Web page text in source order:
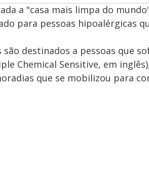
a "casa mais limpa do
para pessoas hipoalérgicas
destinados a pessoas que
Chemical Sensitive, em
que se mobilizou para